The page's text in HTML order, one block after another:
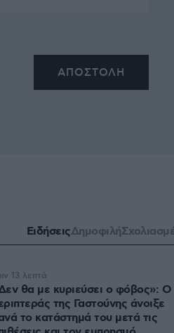
ΕιδήσειςΔημοφιλή
θα με κυριεύσει ο φόβος»: Ο
της Γαστούνης άνοιξε
το κατάστημά του μετά τις
13 λεπτά